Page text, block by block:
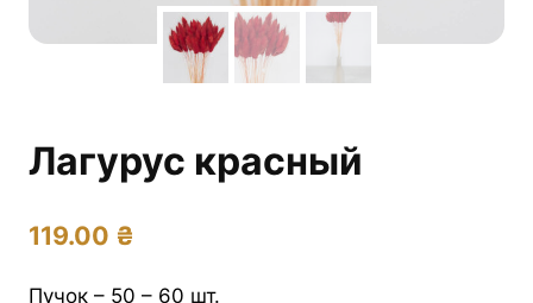
Лагурус красный
119.00 ₴
Пучок – 50 – 60 шт.